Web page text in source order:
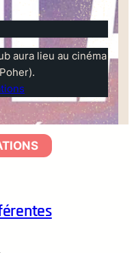
aura lieu au cinéma